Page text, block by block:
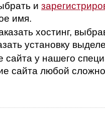
и
имя.
хостинг,
установку
сайта у нашего
сайта любой